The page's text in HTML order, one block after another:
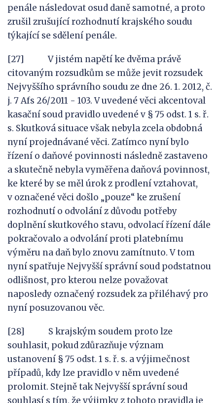
penále následovat osud daně samotné, a proto
zrušil zrušující rozhodnutí krajského soudu
týkající se sdělení penále.
[27] V jistém napětí ke dvěma právě
citovaným rozsudkům se může jevit rozsudek
Nejvyššího správního soudu ze dne 26. 1. 2012, č.
j. 7 Afs 26/2011 - 103. V uvedené věci akcentoval
kasační soud pravidlo uvedené v § 75 odst. 1 s. ř.
s. Skutková situace však nebyla zcela obdobná
nyní projednávané věci. Zatímco nyní bylo
řízení o daňové povinnosti následně zastaveno
a skutečně nebyla vyměřena daňová povinnost,
ke které by se měl úrok z prodlení vztahovat,
v označené věci došlo „pouze“ ke zrušení
rozhodnutí o odvolání z důvodu potřeby
doplnění skutkového stavu, odvolací řízení dále
pokračovalo a odvolání proti platebnímu
výměru na daň bylo znovu zamítnuto. V tom
nyní spatřuje Nejvyšší správní soud podstatnou
odlišnost, pro kterou nelze považovat
naposledy označený rozsudek za přiléhavý pro
nyní posuzovanou věc.
[28] S krajským soudem proto lze
souhlasit, pokud zdůrazňuje význam
ustanovení § 75 odst. 1 s. ř. s. a výjimečnost
případů, kdy lze pravidlo v něm uvedené
prolomit. Stejně tak Nejvyšší správní soud
souhlasí s tím, že výjimky z tohoto pravidla je